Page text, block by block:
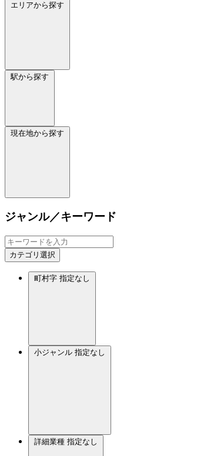
エリアから探す
駅から探す
現在地から探す
ジャンル／キーワード
カテゴリ選択
町村字 指定なし
小ジャンル 指定なし
詳細業種 指定なし